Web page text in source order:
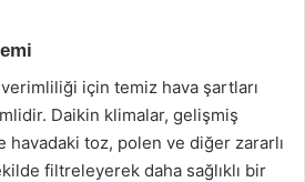
verimliliği için temiz hava şartları
Daikin klimalar, gelişmiş
toz, polen ve diğer zararlı
filtreleyerek daha sağlıklı bir